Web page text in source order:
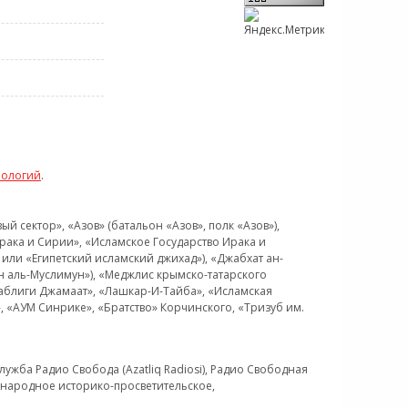
.
«Азов» (батальон «Азов», полк «Азов»),
и Сирии», «Исламское Государство Ирака и
«Египетский исламский джихад»), «Джабхат ан-
Муслимун»), «Меджлис крымско-татарского
Джамаат», «Лашкар-И-Тайба», «Исламская
Синрике», «Братство» Корчинского, «Тризуб им.
Радио Свобода (Azatliq Radiosi), Радио Свободная
историко-просветительское,